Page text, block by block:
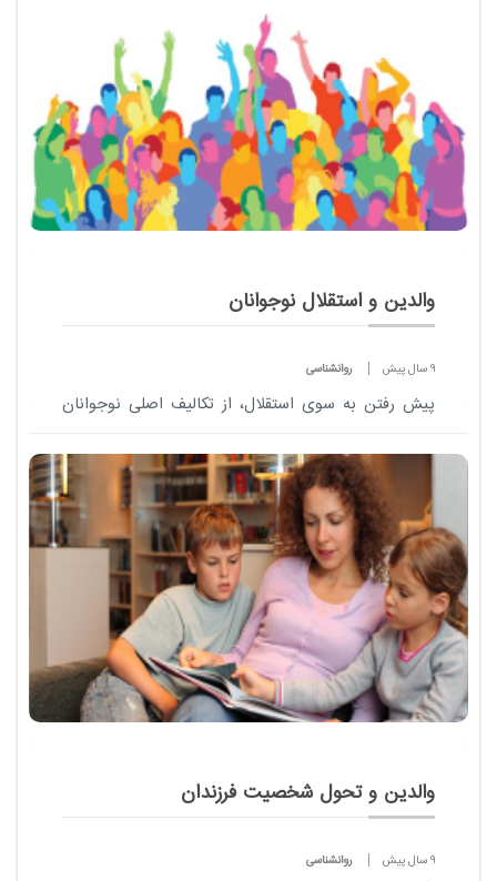
والدین و استقلال نوجوانان
9 سال پیش روانشناسی
پیش رفتن به سوی استقلال، از تکالیف اصلی نوجوانان
جدا شود و استقلال به دست آورد به سختی می تواند با
همسالانش روابطی منطقی داشته باشد.
والدین و تحول شخصیت فرزندان
9 سال پیش روانشناسی